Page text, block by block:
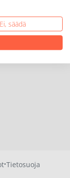
·Tietosuoja
Ei, säädä